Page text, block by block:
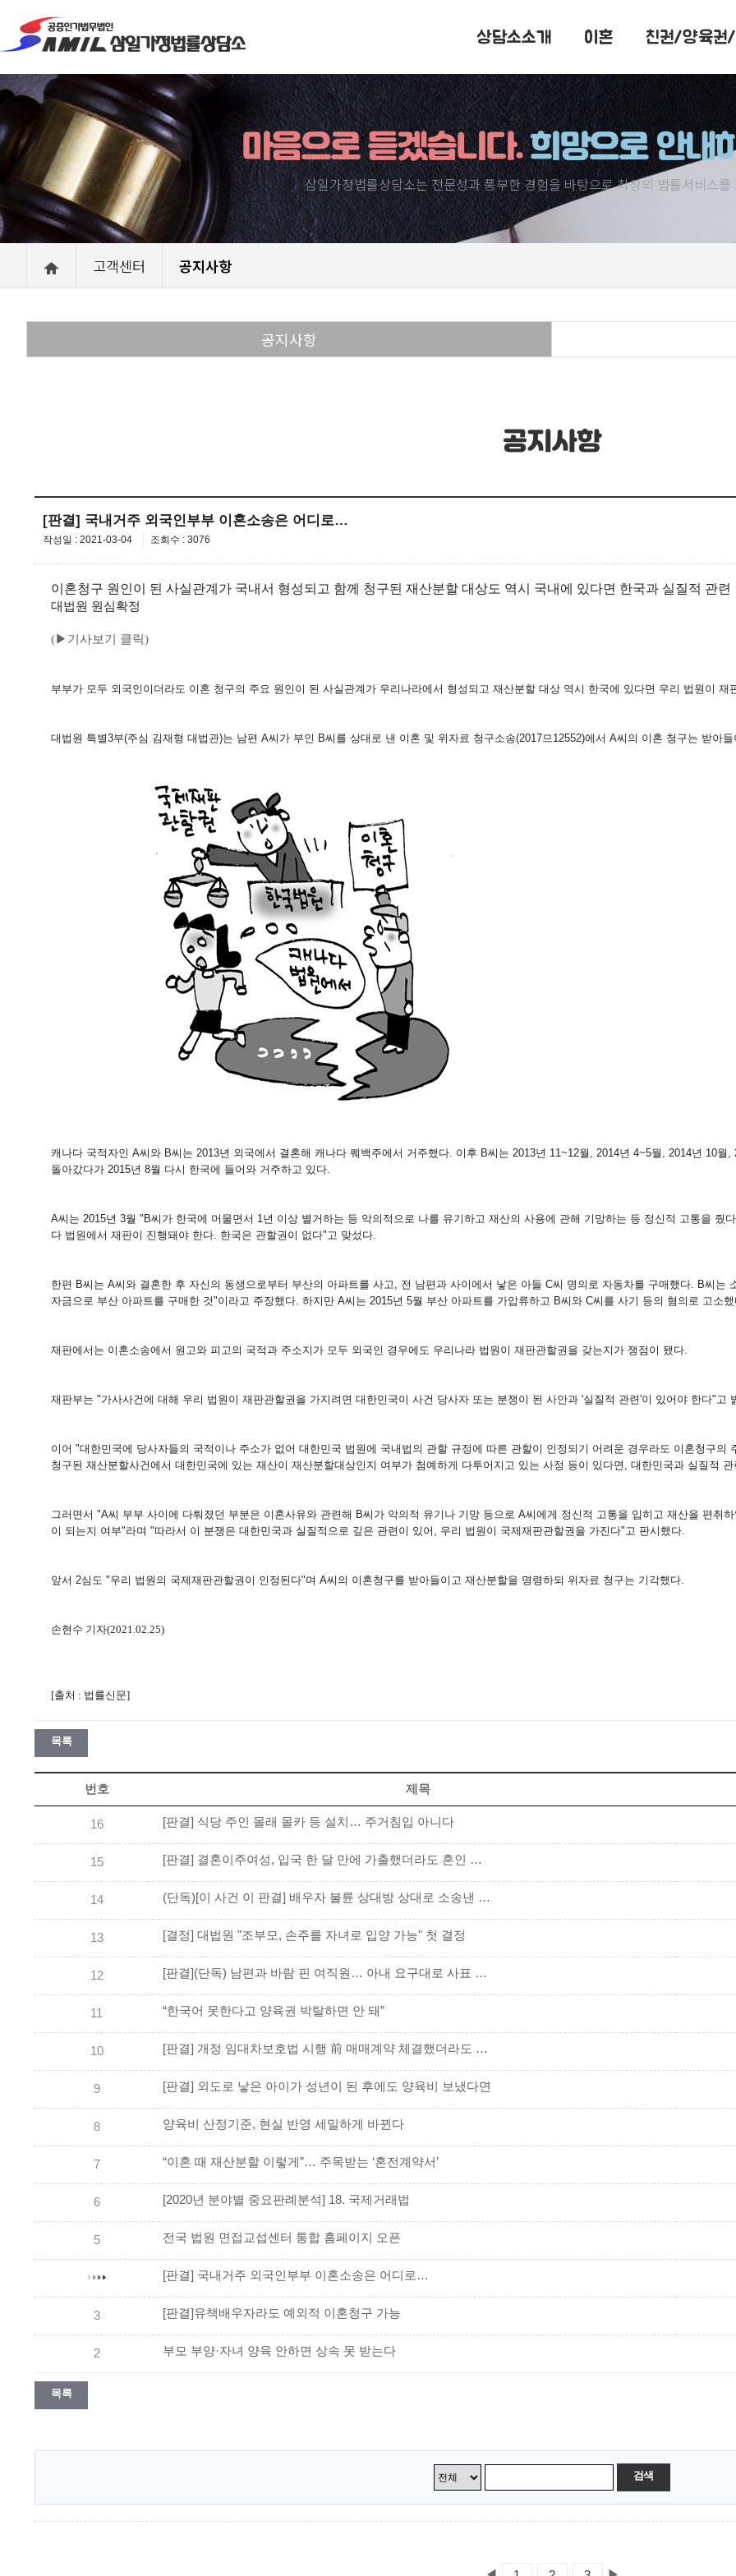
상담소소개 이혼 친권/양육권/
마음으로 듣겠습니다.희망으로 안내
삼일가정법률상담소는 전문성과 풍부한 경험을 바탕으로 최상의 법률서비스를
고객센터 공지사항
공지사항
공지사항
[판결] 국내거주 외국인부부 이혼소송은 어디로…
작성일 : 2021-03-04 조회수 : 3076
이혼청구 원인이 된 사실관계가 국내서 형성되고 함께 청구된 재산분할 대상도 역시 국내에 있다면 한국과 실질적 관련
대법원 원심확정
(▶기사보기 클릭)
부부가 모두 외국인이더라도 이혼 청구의 주요 원인이 된 사실관계가 우리나라에서 형성되고 재산분할 대상 역시 한국에 있다면 우리 법원이 재
대법원 특별3부(주심 김재형 대법관)는 남편 A씨가 부인 B씨를 상대로 낸 이혼 및 위자료 청구소송(2017므12552)에서 A씨의 이혼 청구는 받아
캐나다 국적자인 A씨와 B씨는 2013년 외국에서 결혼해 캐나다 퀘백주에서 거주했다. 이후 B씨는 2013년 11~12월, 2014년 4~5월, 2014년 10
돌아갔다가 2015년 8월 다시 한국에 들어와 거주하고 있다.
A씨는 2015년 3월 "B씨가 한국에 머물면서 1년 이상 별거하는 등 악의적으로 나를 유기하고 재산의 사용에 관해 기망하는 등 정신적 고통을 줬
다 법원에서 재판이 진행돼야 한다. 한국은 관할권이 없다"고 맞섰다.
한편 B씨는 A씨와 결혼한 후 자신의 동생으로부터 부산의 아파트를 사고, 전 남편과 사이에서 낳은 아들 C씨 명의로 자동차를 구매했다. B씨
자금으로 부산 아파트를 구매한 것"이라고 주장했다. 하지만 A씨는 2015년 5월 부산 아파트를 가압류하고 B씨와 C씨를 사기 등의 혐의로 고소했
재판에서는 이혼소송에서 원고와 피고의 국적과 주소지가 모두 외국인 경우에도 우리나라 법원이 재판관할권을 갖는지가 쟁점이 됐다.
재판부는 "가사사건에 대해 우리 법원이 재판관할권을 가지려면 대한민국이 사건 당사자 또는 분쟁이 된 사안과 '실질적 관련'이 있어야 한다"고
이어 "대한민국에 당사자들의 국적이나 주소가 없어 대한민국 법원에 국내법의 관할 규정에 따른 관할이 인정되기 어려운 경우라도 이혼청구의
청구된 재산분할사건에서 대한민국에 있는 재산이 재산분할대상인지 여부가 첨예하게 다투어지고 있는 사정 등이 있다면, 대한민국과 실질적
그러면서 "A씨 부부 사이에 다퉈졌던 부분은 이혼사유와 관련해 B씨가 악의적 유기나 기망 등으로 A씨에게 정신적 고통을 입히고 재산을 편취
이 되는지 여부"라며 "따라서 이 분쟁은 대한민국과 실질적으로 깊은 관련이 있어, 우리 법원이 국제재판관할권을 가진다"고 판시했다.
앞서 2심도 "우리 법원의 국제재판관할권이 인정된다"며 A씨의 이혼청구를 받아들이고 재산분할을 명령하되 위자료 청구는 기각했다.
손현수 기자(2021.02.25)
[출처 : 법률신문]
목록
번호 제목
16 [판결] 식당 주인 몰래 몰카 등 설치… 주거침입 아니다
15 [판결] 결혼이주여성, 입국 한 달 만에 가출했더라도 혼인 무효로 쉽게 인정해서는 안 돼
14 (단독)[이 사건 이 판결] 배우자 불륜 상대방 상대로 소송낸 경우
13 [결정] 대법원 "조부모, 손주를 자녀로 입양 가능" 첫 결정
12 [판결](단독) 남편과 바람 핀 여직원… 아내 요구대로 사표 냈더라도 아내가 ‘정신적 위자료’까지 포기로 못 봐
11 “한국어 못한다고 양육권 박탈하면 안 돼”
10 [판결] 개정 임대차보호법 시행 前 매매계약 체결했더라도 세입자 갱신요구 거절 불가
9 [판결] 외도로 낳은 아이가 성년이 된 후에도 양육비 보냈다면
8 양육비 산정기준, 현실 반영 세밀하게 바뀐다
7 “이혼 때 재산분할 이렇게”… 주목받는 ‘혼전계약서’
6 [2020년 분야별 중요판례분석] 18. 국제거래법
5 전국 법원 면접교섭센터 통합 홈페이지 오픈
[판결] 국내거주 외국인부부 이혼소송은 어디로…
3 [판결]유책배우자라도 예외적 이혼청구 가능
2 부모 부양·자녀 양육 안하면 상속 못 받는다
목록
검색